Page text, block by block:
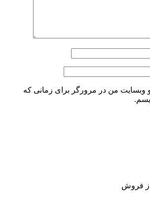
و وبسایت من در مرورگر برای زمانی که